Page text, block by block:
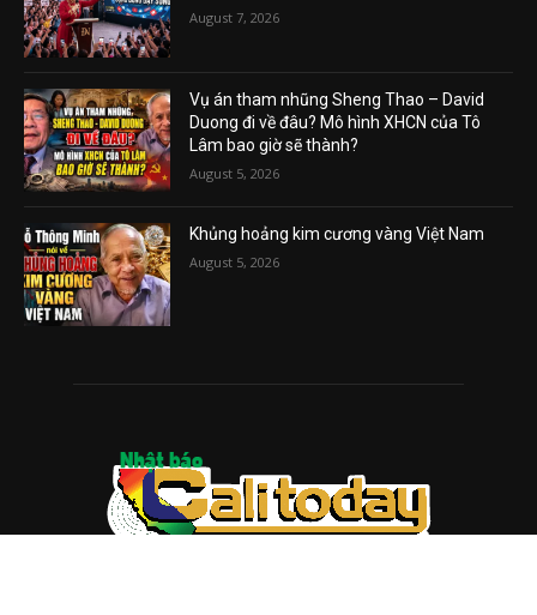
August 7, 2026
Vụ án tham nhũng Sheng Thao – David
Duong đi về đâu? Mô hình XHCN của Tô
Lâm bao giờ sẽ thành?
August 5, 2026
Khủng hoảng kim cương vàng Việt Nam
August 5, 2026